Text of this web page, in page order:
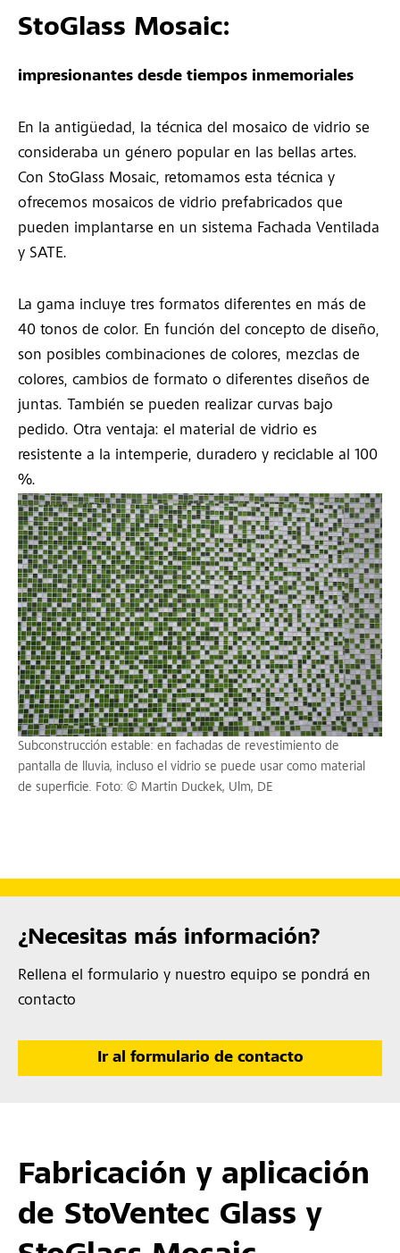
StoGlass Mosaic:
impresionantes desde tiempos inmemoriales
En la antigüedad, la técnica del mosaico de vidrio se
consideraba un género popular en las bellas artes.
Con StoGlass Mosaic, retomamos esta técnica y
ofrecemos mosaicos de vidrio prefabricados que
pueden implantarse en un sistema Fachada Ventilada
y SATE.
La gama incluye tres formatos diferentes en más de
40 tonos de color. En función del concepto de diseño,
son posibles combinaciones de colores, mezclas de
colores, cambios de formato o diferentes diseños de
juntas. También se pueden realizar curvas bajo
pedido. Otra ventaja: el material de vidrio es
resistente a la intemperie, duradero y reciclable al 100
%.
Subconstrucción estable: en fachadas de revestimiento de
pantalla de lluvia, incluso el vidrio se puede usar como material
de superficie. Foto: © Martin Duckek, Ulm, DE
¿Necesitas más información?
Rellena el formulario y nuestro equipo se pondrá en
contacto
Ir al formulario de contacto
Fabricación y aplicación
de StoVentec Glass y